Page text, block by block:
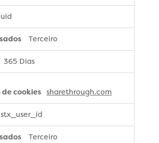
uid
Terceiro
365 Dias
sharethrough.com
stx_user_id
Terceiro